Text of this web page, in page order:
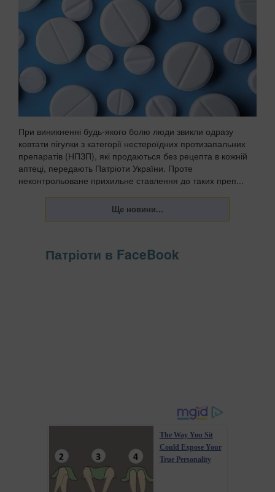
При виникненні будь-якого болю люди звикли одразу
ковтати пігулки з категорії нестероїдних протизапальних
препаратів (НПЗП), які продаються без рецепта в кожній
аптеці, передають Патріоти України. Проте
неконтрольоване прихильне ставлення до таких преп...
Патріоти в FaceBook
The Way You Sit
Could Expose Your
True Personality